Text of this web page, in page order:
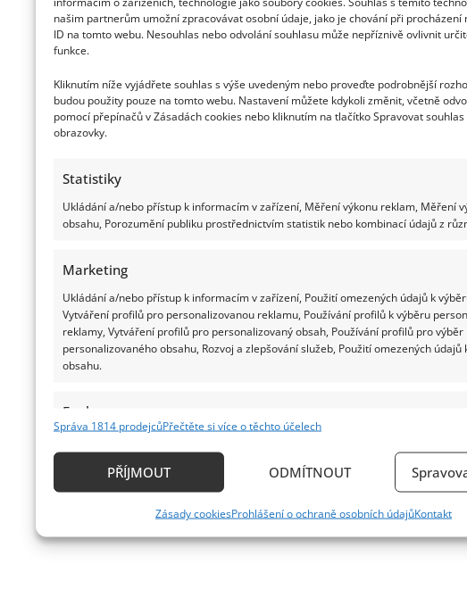
našim partnerům umožní zpracovávat osobní údaje, jako je chování při procházení
ID na tomto webu. Nesouhlas nebo odvolání souhlasu může nepříznivě ovlivnit
funkce.
Kliknutím níže vyjádřete souhlas s výše uvedeným nebo proveďte podrobnější
budou použity pouze na tomto webu. Nastavení můžete kdykoli změnit, včetně
pomocí přepínačů v Zásadách cookies nebo kliknutím na tlačítko Spravovat
obrazovky.
Statistiky
Ukládání a/nebo přístup k informacím v zařízení, Měření výkonu reklam, Měření
obsahu, Porozumění publiku prostřednictvím statistik nebo kombinací údajů z
Marketing
Ukládání a/nebo přístup k informacím v zařízení, Použití omezených údajů k
Vytváření profilů pro personalizovanou reklamu, Používání profilů k výběru
reklamy, Vytváření profilů pro personalizovaný obsah, Používání profilů pro výběr
personalizovaného obsahu, Rozvoj a zlepšování služeb, Použití omezených údajů
obsahu.
Funkce
Identifikace zařízení na základě automaticky přenášených informací.
základě aktivně vyžádaných informací.
Správa 1814 prodejcůPřečtěte si více o těchto účelech
PŘÍJMOUT ODMÍTNOUT
Zásady cookiesProhlášení o ochraně osobních údajůKontakt